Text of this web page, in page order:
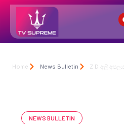
Home News Bulletin Z D අලි අපලය
NEWS BULLETIN